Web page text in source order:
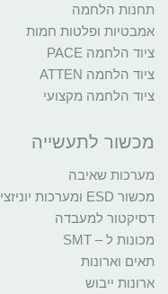
תחנות הלחמה
אמבטיות ופלטות חמות
ציוד הלחמה PACE
ציוד הלחמה ATTEN
ציוד הלחמה מקצועי
מכשור לתעשייה
מערכות שאיבה
מכשור ESD ומערכות יוניזציה
דסיקטור למעבדה
מכונות ל – SMT
תאים וארונות
ארונות ייבוש